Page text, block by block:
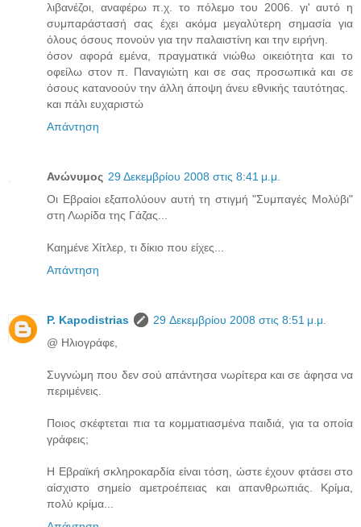
λιβανέζοι, αναφέρω π.χ. το πόλεμο του 2006. γι' αυτό η
συμπαράστασή σας έχει ακόμα μεγαλύτερη σημασία για
όλους όσους πονούν για την παλαιστίνη και την ειρήνη.
όσον αφορά εμένα, πραγματικά νιώθω οικειότητα και το
οφείλω στον π. Παναγιώτη και σε σας προσωπικά και σε
όσους κατανοούν την άλλη άποψη άνευ εθνικής ταυτότηας.
και πάλι ευχαριστώ
Απάντηση
Ανώνυμος 29 Δεκεμβρίου 2008 στις 8:41 μ.μ.
Οι Εβραίοι εξαπολύουν αυτή τη στιγμή "Συμπαγές Μολύβι"
στη Λωρίδα της Γάζας...
Καημένε Χίτλερ, τι δίκιο που είχες...
Απάντηση
P. Kapodistrias
29 Δεκεμβρίου 2008 στις 8:51 μ.μ.
@ Ηλιογράφε,
Συγνώμη που δεν σού απάντησα νωρίτερα και σε άφησα να
περιμένεις.
Ποιος σκέφτεται πια τα κομματιασμένα παιδιά, για τα οποία
γράφεις;
Η Εβραϊκή σκληροκαρδία είναι τόση, ώστε έχουν φτάσει στο
αίσχιστο σημείο αμετροέπειας και απανθρωπιάς. Κρίμα,
πολύ κρίμα...